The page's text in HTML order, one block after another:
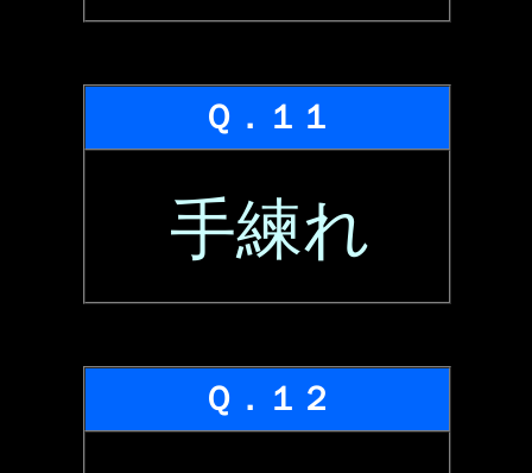
Ｑ．１１
手練れ
Ｑ．１２